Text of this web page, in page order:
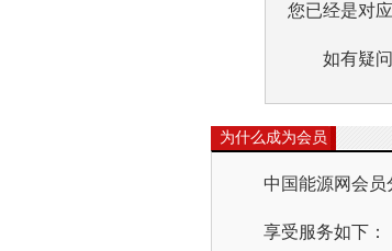
您已经是对
如有疑
为什么成为会员
中国能源网会员
享受服务如下：